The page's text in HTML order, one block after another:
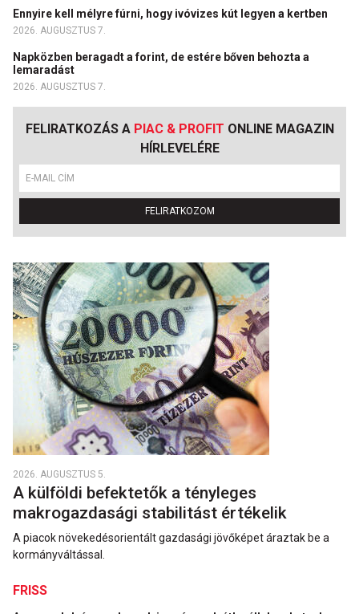
Ennyire kell mélyre fúrni, hogy ivóvizes kút legyen a kertben
2026. AUGUSZTUS 7.
Napközben beragadt a forint, de estére bőven behozta a
lemaradást
2026. AUGUSZTUS 7.
FELIRATKOZÁS A PIAC & PROFIT ONLINE MAGAZIN
HÍRLEVELÉRE
FELIRATKOZOM
2026. AUGUSZTUS 5.
A külföldi befektetők a tényleges
makrogazdasági stabilitást értékelik
A piacok növekedésorientált gazdasági jövőképet áraztak be a
kormányváltással.
FRISS